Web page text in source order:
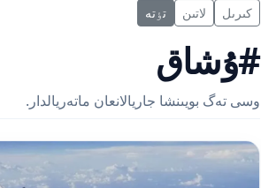
كىرىل لاتىن تٶتە
#ۇشاق
وسى تەگ بويىنشا جاريالانعان ماتەريالدار.